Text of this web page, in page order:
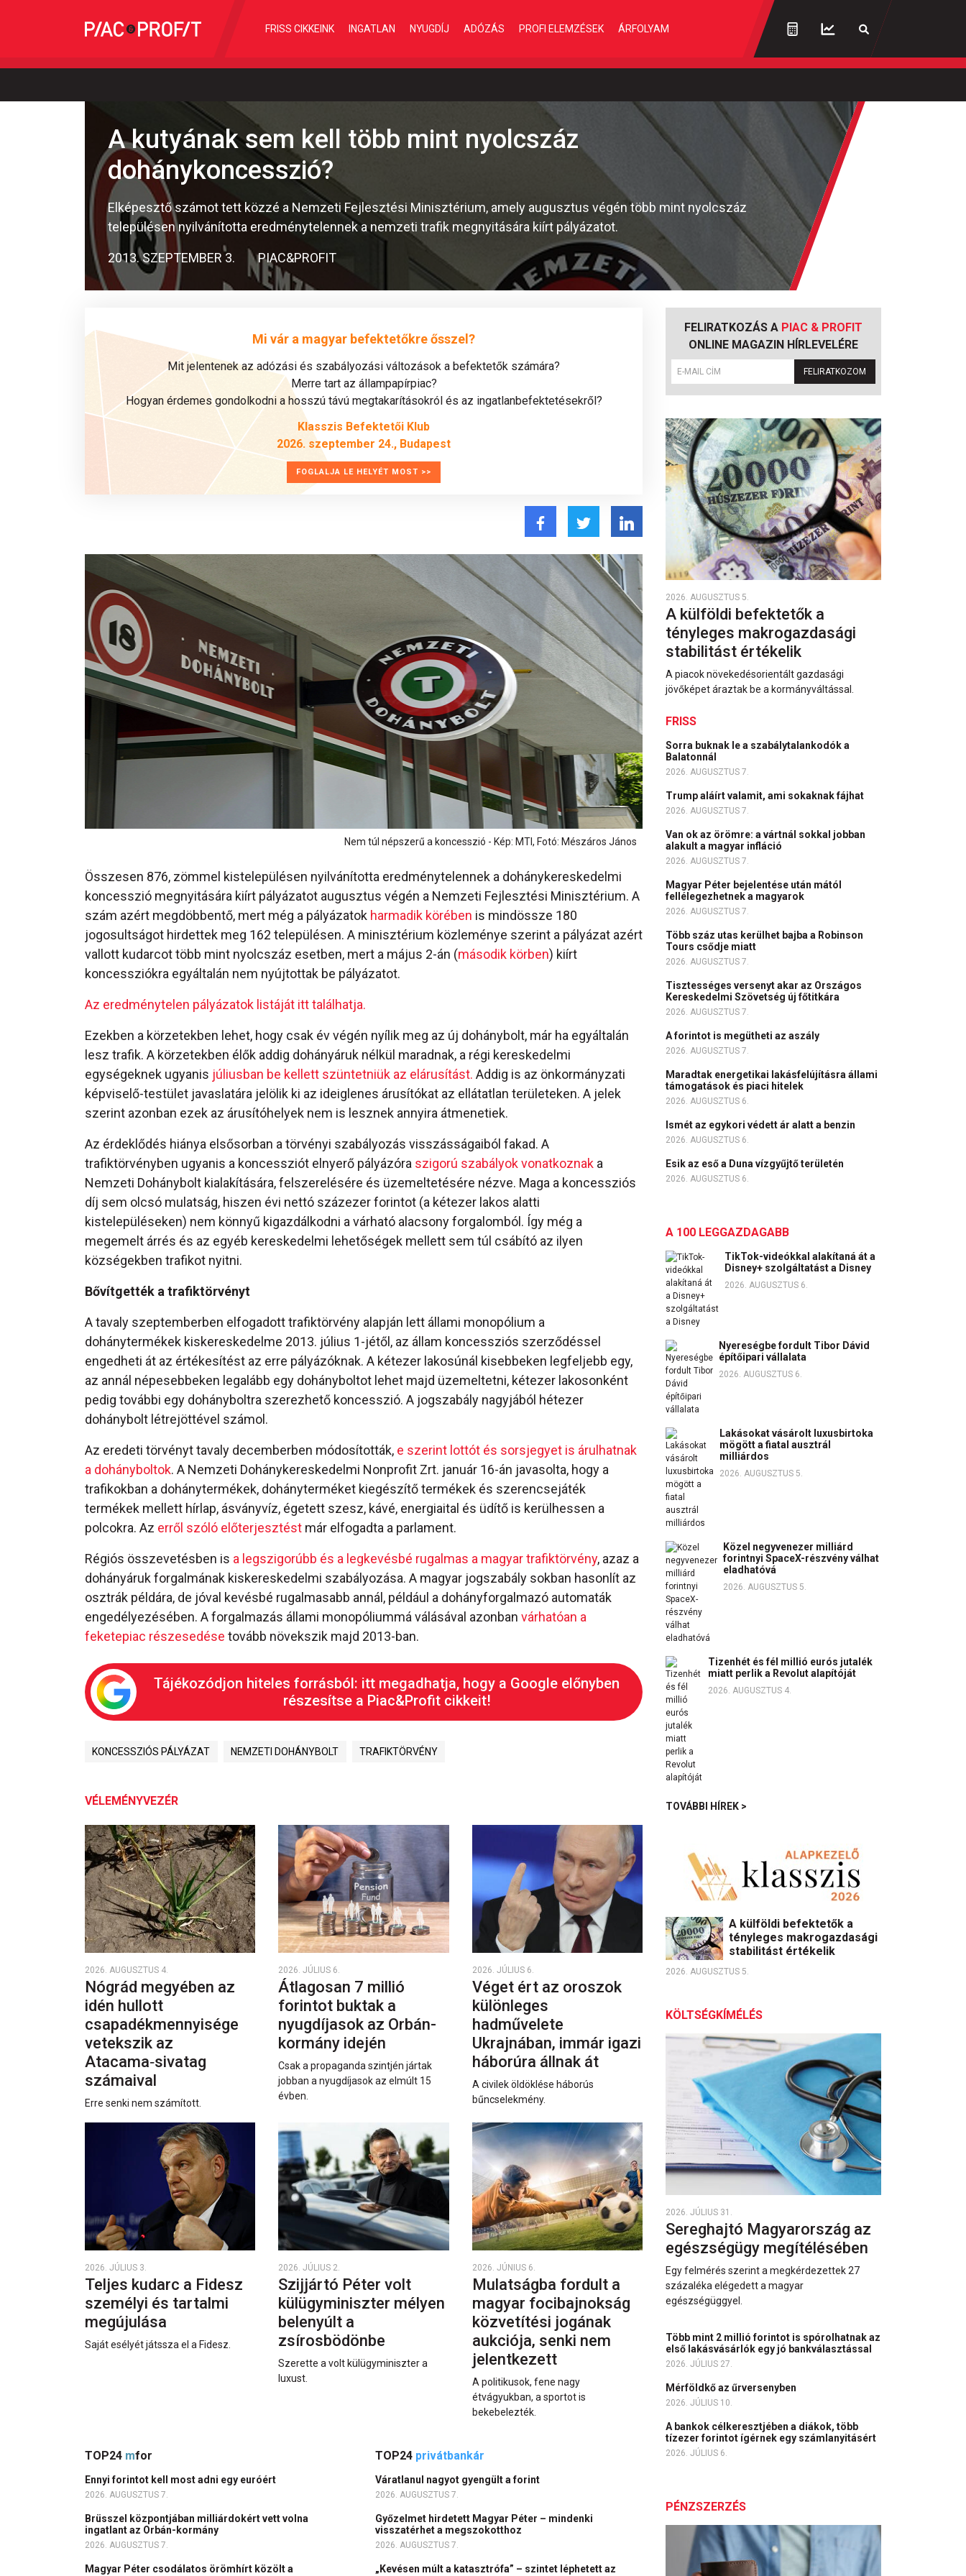
FRISS CIKKEINK INGATLAN NYUGDÍJ ADÓZÁS PROFI ELEMZÉSEK ÁRFOLYAM
A kutyának sem kell több mint nyolcszáz
dohánykoncesszió?
Elképesztő számot tett közzé a Nemzeti Fejlesztési Minisztérium, amely augusztus végén több mint nyolcszáz
településen nyilvánította eredménytelennek a nemzeti trafik megnyitására kiírt pályázatot.
2013. SZEPTEMBER 3. PIAC&PROFIT
Mi vár a magyar befektetőkre ősszel?
Mit jelentenek az adózási és szabályozási változások a befektetők számára?
Merre tart az állampapírpiac?
Hogyan érdemes gondolkodni a hosszú távú megtakarításokról és az ingatlanbefektetésekről?
Klasszis Befektetői Klub
2026. szeptember 24., Budapest
FOGLALJA LE HELYÉT MOST >>
Nem túl népszerű a koncesszió - Kép: MTI, Fotó: Mészáros János
Összesen 876, zömmel kistelepülésen nyilvánította eredménytelennek a dohánykereskedelmi
koncesszió megnyitására kiírt pályázatot augusztus végén a Nemzeti Fejlesztési Minisztérium. A
szám azért megdöbbentő, mert még a pályázatok harmadik körében is mindössze 180
jogosultságot hirdettek meg 162 településen. A minisztérium közleménye szerint a pályázat azért
vallott kudarcot több mint nyolcszáz esetben, mert a május 2-án (második körben) kiírt
koncessziókra egyáltalán nem nyújtottak be pályázatot.
Az eredménytelen pályázatok listáját itt találhatja.
Ezekben a körzetekben lehet, hogy csak év végén nyílik meg az új dohánybolt, már ha egyáltalán
lesz trafik. A körzetekben élők addig dohányáruk nélkül maradnak, a régi kereskedelmi
egységeknek ugyanis júliusban be kellett szüntetniük az elárusítást. Addig is az önkormányzati
képviselő-testület javaslatára jelölik ki az ideiglenes árusítókat az ellátatlan területeken. A jelek
szerint azonban ezek az árusítóhelyek nem is lesznek annyira átmenetiek.
Az érdeklődés hiánya elsősorban a törvényi szabályozás visszásságaiból fakad. A
trafiktörvényben ugyanis a koncessziót elnyerő pályázóra szigorú szabályok vonatkoznak a
Nemzeti Dohánybolt kialakítására, felszerelésére és üzemeltetésére nézve. Maga a koncessziós
díj sem olcsó mulatság, hiszen évi nettó százezer forintot (a kétezer lakos alatti
kistelepüléseken) nem könnyű kigazdálkodni a várható alacsony forgalomból. Így még a
megemelt árrés és az egyéb kereskedelmi lehetőségek mellett sem túl csábító az ilyen
községekben trafikot nyitni.
Bővítgették a trafiktörvényt
A tavaly szeptemberben elfogadott trafiktörvény alapján lett állami monopólium a
dohánytermékek kiskereskedelme 2013. július 1-jétől, az állam koncessziós szerződéssel
engedheti át az értékesítést az erre pályázóknak. A kétezer lakosúnál kisebbeken legfeljebb egy,
az annál népesebbeken legalább egy dohányboltot lehet majd üzemeltetni, kétezer lakosonként
pedig további egy dohányboltra szerezhető koncesszió. A jogszabály nagyjából hétezer
dohánybolt létrejöttével számol.
Az eredeti törvényt tavaly decemberben módosították, e szerint lottót és sorsjegyet is árulhatnak
a dohányboltok. A Nemzeti Dohánykereskedelmi Nonprofit Zrt. január 16-án javasolta, hogy a
trafikokban a dohánytermékek, dohányterméket kiegészítő termékek és szerencsejáték
termékek mellett hírlap, ásványvíz, égetett szesz, kávé, energiaital és üdítő is kerülhessen a
polcokra. Az erről szóló előterjesztést már elfogadta a parlament.
Régiós összevetésben is a legszigorúbb és a legkevésbé rugalmas a magyar trafiktörvény, azaz a
dohányáruk forgalmának kiskereskedelmi szabályozása. A magyar jogszabály sokban hasonlít az
osztrák példára, de jóval kevésbé rugalmasabb annál, például a dohányforgalmazó automaták
engedélyezésében. A forgalmazás állami monopóliummá válásával azonban várhatóan a
feketepiac részesedése tovább növekszik majd 2013-ban.
Tájékozódjon hiteles forrásból: itt megadhatja, hogy a Google előnyben
részesítse a Piac&Profit cikkeit!
KONCESSZIÓS PÁLYÁZAT NEMZETI DOHÁNYBOLT TRAFIKTÖRVÉNY
VÉLEMÉNYVEZÉR
2026. AUGUSZTUS 4.
Nógrád megyében az
idén hullott
csapadékmennyisége
vetekszik az
Atacama‑sivatag
számaival
Erre senki nem számított.
2026. JÚLIUS 6.
Átlagosan 7 millió
forintot buktak a
nyugdíjasok az Orbán-
kormány idején
Csak a propaganda szintjén jártak
jobban a nyugdíjasok az elmúlt 15
évben.
2026. JÚLIUS 6.
Véget ért az oroszok
különleges
hadművelete
Ukrajnában, immár igazi
háborúra állnak át
A civilek öldöklése háborús
bűncselekmény.
2026. JÚLIUS 3.
Teljes kudarc a Fidesz
személyi és tartalmi
megújulása
Saját esélyét játssza el a Fidesz.
2026. JÚLIUS 2.
Szijjártó Péter volt
külügyminiszter mélyen
belenyúlt a
zsírosbödönbe
Szerette a volt külügyminiszter a
luxust.
2026. JÚNIUS 6.
Mulatságba fordult a
magyar focibajnokság
közvetítési jogának
aukciója, senki nem
jelentkezett
A politikusok, fene nagy
étvágyukban, a sportot is
bekebelezték.
TOP24 mfor
Ennyi forintot kell most adni egy euróért
2026. AUGUSZTUS 7.
Brüsszel központjában milliárdokért vett volna
ingatlant az Orbán-kormány
2026. AUGUSZTUS 7.
Magyar Péter csodálatos örömhírt közölt a
TOP24 privátbankár
Váratlanul nagyot gyengült a forint
2026. AUGUSZTUS 7.
Győzelmet hirdetett Magyar Péter – mindenki
visszatérhet a megszokotthoz
2026. AUGUSZTUS 7.
„Kevésen múlt a katasztrófa” – szintet léphetett az
FELIRATKOZÁS A PIAC & PROFIT
ONLINE MAGAZIN HÍRLEVELÉRE
FELIRATKOZOM
2026. AUGUSZTUS 5.
A külföldi befektetők a
tényleges makrogazdasági
stabilitást értékelik
A piacok növekedésorientált gazdasági
jövőképet áraztak be a kormányváltással.
FRISS
Sorra buknak le a szabálytalankodók a
Balatonnál
2026. AUGUSZTUS 7.
Trump aláírt valamit, ami sokaknak fájhat
2026. AUGUSZTUS 7.
Van ok az örömre: a vártnál sokkal jobban
alakult a magyar infláció
2026. AUGUSZTUS 7.
Magyar Péter bejelentése után mától
fellélegezhetnek a magyarok
2026. AUGUSZTUS 7.
Több száz utas kerülhet bajba a Robinson
Tours csődje miatt
2026. AUGUSZTUS 7.
Tisztességes versenyt akar az Országos
Kereskedelmi Szövetség új főtitkára
2026. AUGUSZTUS 7.
A forintot is megütheti az aszály
2026. AUGUSZTUS 7.
Maradtak energetikai lakásfelújításra állami
támogatások és piaci hitelek
2026. AUGUSZTUS 6.
Ismét az egykori védett ár alatt a benzin
2026. AUGUSZTUS 6.
Esik az eső a Duna vízgyűjtő területén
2026. AUGUSZTUS 6.
A 100 LEGGAZDAGABB
TikTok-videókkal alakítaná át a
Disney+ szolgáltatást a Disney
2026. AUGUSZTUS 6.
Nyereségbe fordult Tibor Dávid
építőipari vállalata
2026. AUGUSZTUS 6.
Lakásokat vásárolt luxusbirtoka
mögött a fiatal ausztrál
milliárdos
2026. AUGUSZTUS 5.
Közel negyvenezer milliárd
forintnyi SpaceX-részvény válhat
eladhatóvá
2026. AUGUSZTUS 5.
Tizenhét és fél millió eurós jutalék
miatt perlik a Revolut alapítóját
2026. AUGUSZTUS 4.
TOVÁBBI HÍREK >
A külföldi befektetők a
tényleges makrogazdasági
stabilitást értékelik
2026. AUGUSZTUS 5.
KÖLTSÉGKÍMÉLÉS
2026. JÚLIUS 31.
Sereghajtó Magyarország az
egészségügy megítélésében
Egy felmérés szerint a megkérdezettek 27
százaléka elégedett a magyar
egészségüggyel.
Több mint 2 millió forintot is spórolhatnak az
első lakásvásárlók egy jó bankválasztással
2026. JÚLIUS 27.
Mérföldkő az űrversenyben
2026. JÚLIUS 10.
A bankok célkeresztjében a diákok, több
tízezer forintot ígérnek egy számlanyitásért
2026. JÚLIUS 6.
PÉNZSZERZÉS